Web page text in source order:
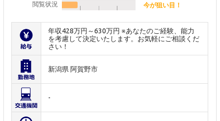
閲覧状況 今が狙い目！
年収428万円～630万円 ※あなたのご経験、能力
を考慮して決定いたします。お気軽にご相談くだ
さい！
新潟県 阿賀野市
-